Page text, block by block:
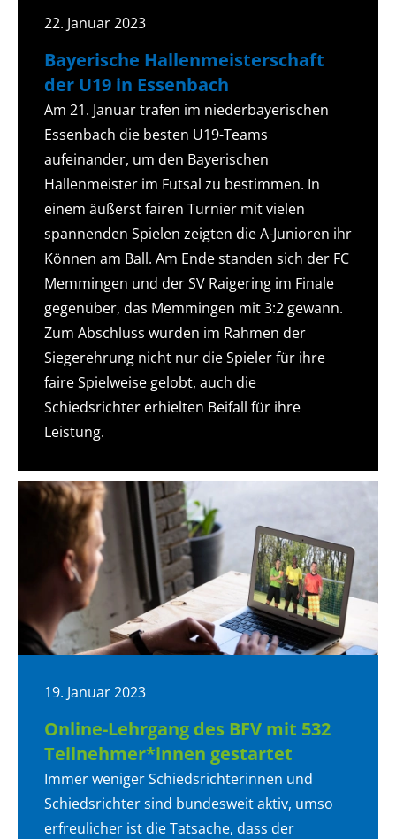
22. Januar 2023
Bayerische Hallenmeisterschaft
der U19 in Essenbach
Am 21. Januar trafen im niederbayerischen
Essenbach die besten U19-Teams
aufeinander, um den Bayerischen
Hallenmeister im Futsal zu bestimmen. In
einem äußerst fairen Turnier mit vielen
spannenden Spielen zeigten die A-Junioren ihr
Können am Ball. Am Ende standen sich der FC
Memmingen und der SV Raigering im Finale
gegenüber, das Memmingen mit 3:2 gewann.
Zum Abschluss wurden im Rahmen der
Siegerehrung nicht nur die Spieler für ihre
faire Spielweise gelobt, auch die
Schiedsrichter erhielten Beifall für ihre
Leistung.
19. Januar 2023
Online-Lehrgang des BFV mit 532
Teilnehmer*innen gestartet
Immer weniger Schiedsrichterinnen und
Schiedsrichter sind bundesweit aktiv, umso
erfreulicher ist die Tatsache, dass der